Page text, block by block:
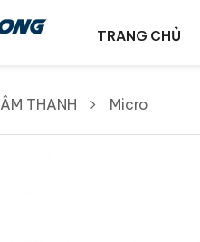
TRANG CHỦ
ÂM THANH Micro